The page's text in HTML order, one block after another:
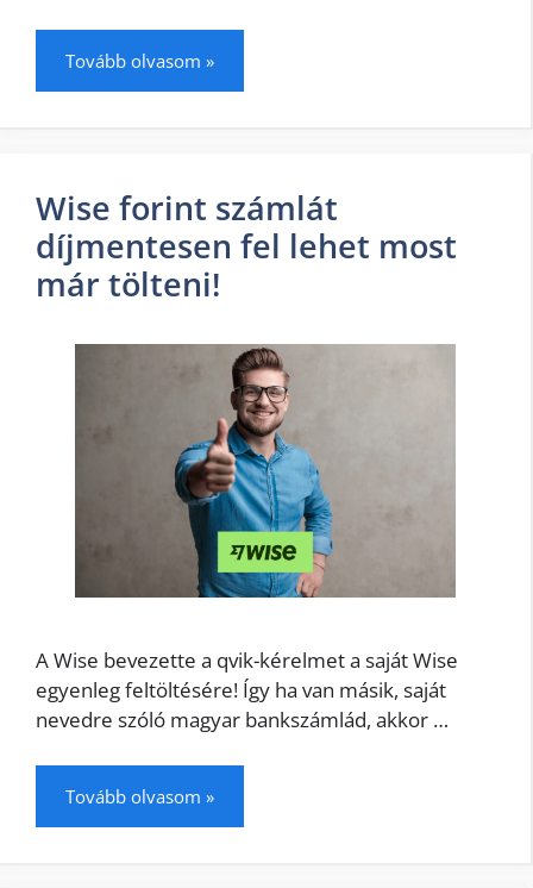
Tovább olvasom »
Wise forint számlát
díjmentesen fel lehet most
már tölteni!
A Wise bevezette a qvik-kérelmet a saját Wise
egyenleg feltöltésére! Így ha van másik, saját
nevedre szóló magyar bankszámlád, akkor …
Tovább olvasom »